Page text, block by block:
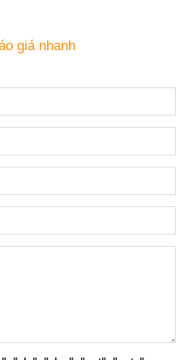
giá nhanh